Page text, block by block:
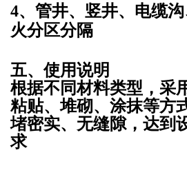
4、管井、竖井、电缆
火分区分隔
五、使用说明
根据不同材料类型，采
粘贴、堆砌、涂抹等方
堵密实、无缝隙，达到
求